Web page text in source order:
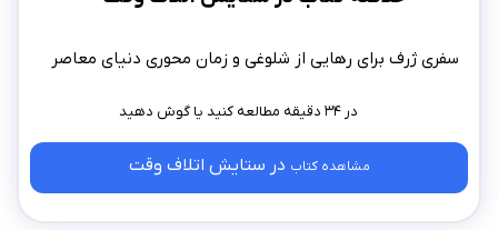
سفری ژرف برای رهایی از شلوغی و زمان‌ محوری دنیای معاصر
در ۳۴ دقیقه مطالعه کنید
مشاهده کتاب در ستایش اتلاف وقت